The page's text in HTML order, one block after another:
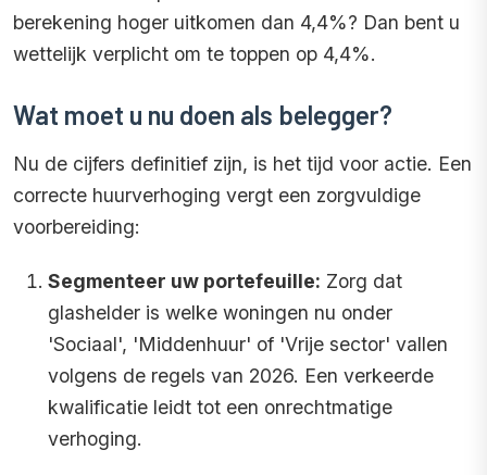
berekening hoger uitkomen dan 4,4%? Dan bent u
wettelijk verplicht om te toppen op 4,4%.
Wat moet u nu doen als belegger?
Nu de cijfers definitief zijn, is het tijd voor actie. Een
correcte huurverhoging vergt een zorgvuldige
voorbereiding:
Segmenteer uw portefeuille: Zorg dat
glashelder is welke woningen nu onder
'Sociaal', 'Middenhuur' of 'Vrije sector' vallen
volgens de regels van 2026. Een verkeerde
kwalificatie leidt tot een onrechtmatige
verhoging.